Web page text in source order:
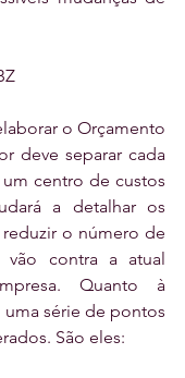
o Orçamento
deve separar cada
centro de custos
a detalhar os
o número de
vão contra a atual
Quanto à
série de pontos
São eles: